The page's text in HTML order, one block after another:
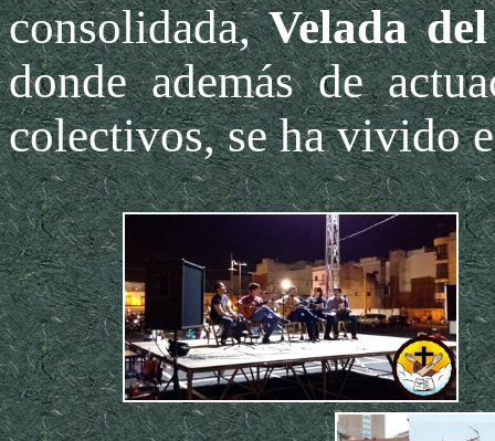
consolidada,Velada
donde además de
colectivos, se ha vivido